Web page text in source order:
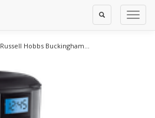
Toggle
Search
Russell Hobbs Buckingham...